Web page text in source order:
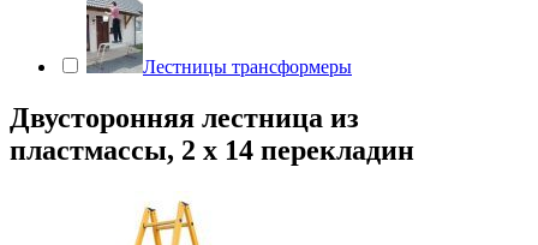
Лестницы трансформеры
Двусторонняя лестница из
пластмассы, 2 х 14 перекладин